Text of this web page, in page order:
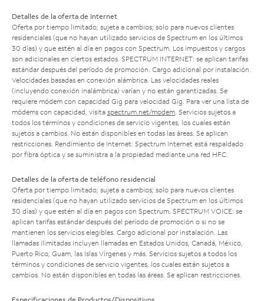
Detalles de la oferta de Internet
Oferta por tiempo limitado; sujeta a cambios; solo para nuevos clientes
residenciales (que no hayan utilizado servicios de Spectrum en los últimos
30 días) y que estén al día en pagos con Spectrum. Los impuestos y cargos
son adicionales en ciertos estados. SPECTRUM INTERNET: se aplican tarifas
estándar después del período de promoción. Cargo adicional por instalación.
Velocidades basadas en conexión alámbrica. Las velocidades reales
(incluyendo conexión inalámbrica) varían y no están garantizadas. Se
requiere módem con capacidad Gig para velocidad Gig. Para ver una lista de
módems con capacidad, visita spectrum.net/modem. Servicios sujetos a
todos los términos y condiciones de servicio vigentes, los cuales están
sujetos a cambios. No están disponibles en todas las áreas. Se aplican
restricciones. Rendimiento de Internet: Spectrum Internet está respaldado
por fibra óptica y se suministra a la propiedad mediante una red HFC.
Detalles de la oferta de teléfono residencial
Oferta por tiempo limitado; sujeta a cambios; solo para nuevos clientes
residenciales (que no hayan utilizado servicios de Spectrum en los últimos
30 días) y que estén al día en pagos con Spectrum. SPECTRUM VOICE: se
aplican tarifas estándar después del período de promoción o si no se
mantienen los servicios elegibles. Cargo adicional por instalación. Las
llamadas ilimitadas incluyen llamadas en Estados Unidos, Canadá, México,
Puerto Rico, Guam, las Islas Vírgenes y más. Servicios sujetos a todos los
términos y condiciones de servicio vigentes, los cuales están sujetos a
cambios. No están disponibles en todas las áreas. Se aplican restricciones.